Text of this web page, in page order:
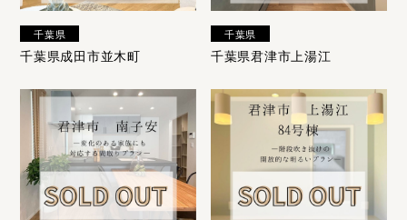
千葉県
千葉県成田市並木町
千葉県
千葉県君津市上湯江